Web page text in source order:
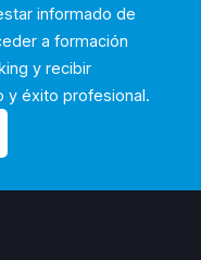
informado de
a formación
y recibir
y éxito profesional.